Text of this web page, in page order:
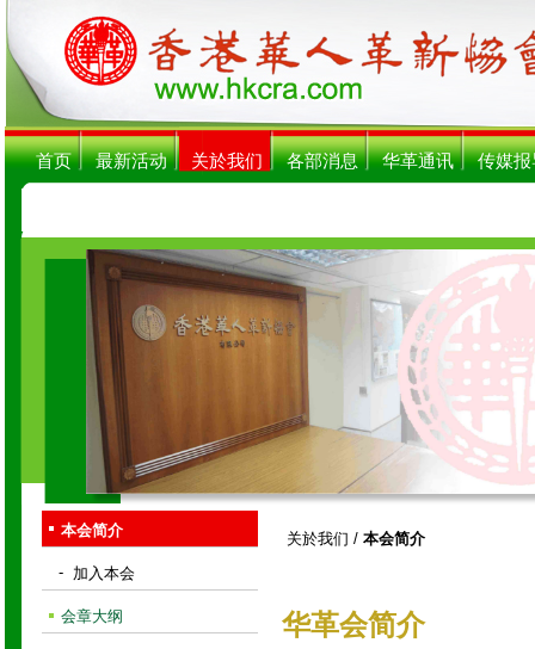
首页 最新活动 关於我们 各部消息 华革通讯 传媒报
本会简介
- 加入本会
会章大纲
关於我们 / 本会简介
华革会简介